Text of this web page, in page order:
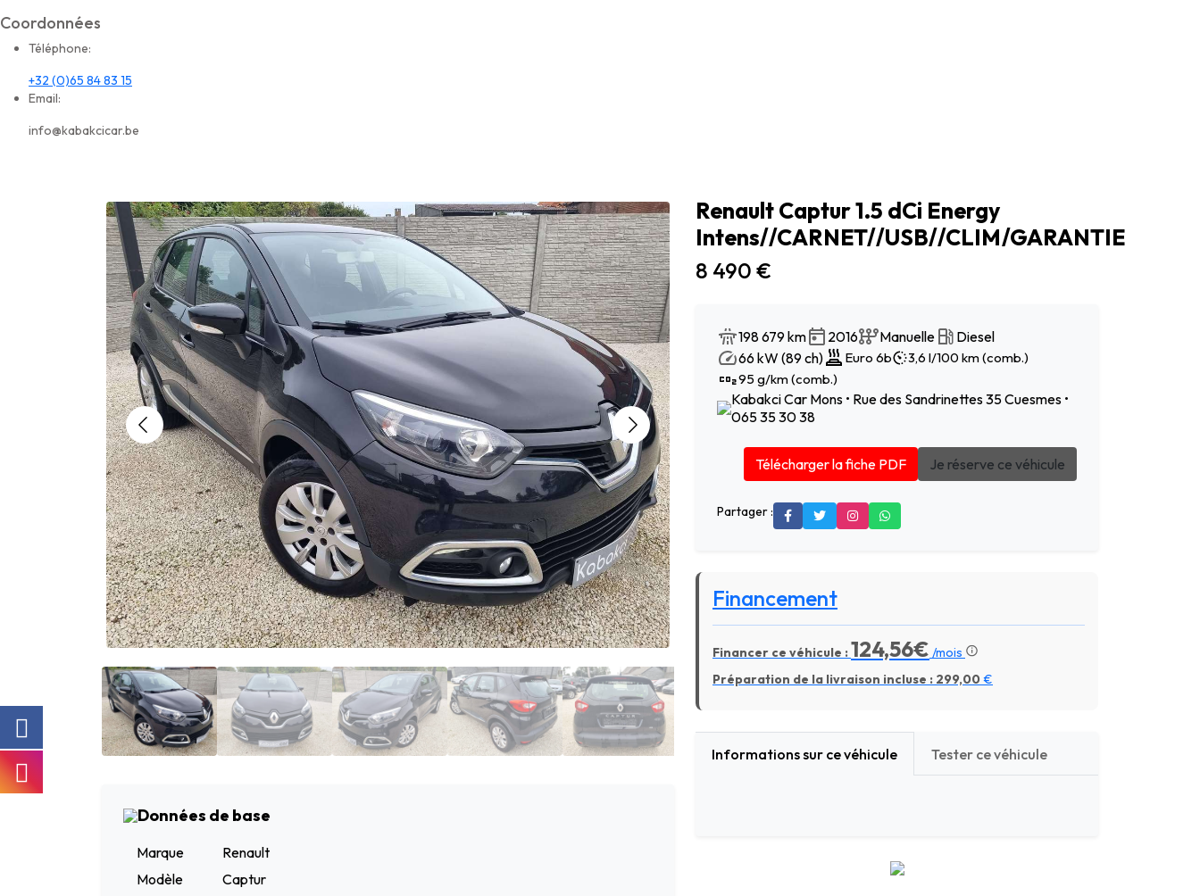
Coordonnées
Téléphone:
+32 (0)65 84 83 15
Email:
info@kabakcicar.be
Données de base
Marque
Renault
Modèle
Captur
Renault Captur 1.5 dCi Energy
Intens//CARNET//USB//CLIM/GARANTIE
8 490 €
198 679 km 2016 Manuelle
Diesel
66 kW (89 ch)
Euro 6b
3,6 l/100 km (comb.)
95 g/km (comb.)
Kabakci Car Mons • Rue des Sandrinettes 35 Cuesmes •
065 35 30 38
Télécharger la fiche PDF Je réserve ce véhicule
Partager :
Financement
Financer ce véhicule :124,56€ /mois
Préparation de la livraison incluse : 299,00 €
Informations sur ce véhicule Tester ce véhicule